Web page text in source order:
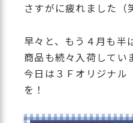
さすがに疲れました（
早々と、もう４月も半
商品も続々入荷してい
今日は３Ｆオリジナ
を！